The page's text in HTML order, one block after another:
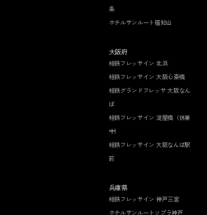
条
ホテルサンルート福知山
大阪府
相鉄フレッサイン 北浜
相鉄フレッサイン 大阪心斎橋
相鉄グランドフレッサ 大阪なん
ば
相鉄フレッサイン 淀屋橋（休業
中）
相鉄フレッサイン 大阪なんば駅
前
兵庫県
相鉄フレッサイン 神戸三宮
ホテルサンルートソプラ神戸